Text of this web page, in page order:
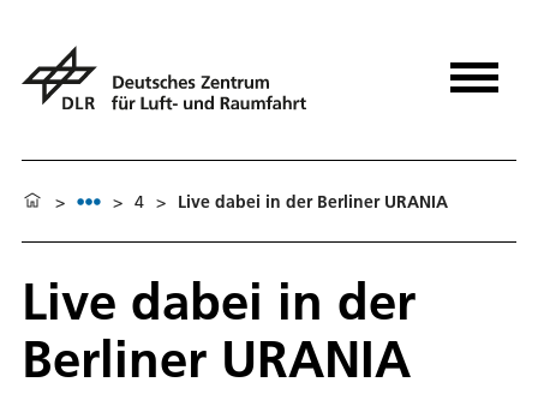
> > 4 > Live dabei in der Berliner URANIA
Live dabei in der
Berliner URANIA